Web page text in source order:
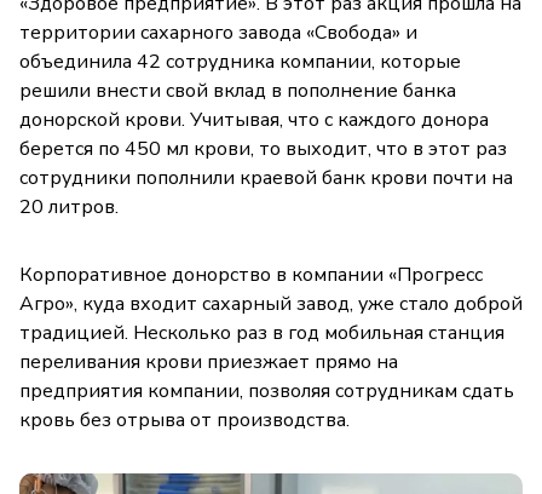
территории сахарного завода «Свобода» и
объединила 42 сотрудника компании, которые
решили внести свой вклад в пополнение банка
донорской крови. Учитывая, что с каждого донора
берется по 450 мл крови, то выходит, что в этот раз
сотрудники пополнили краевой банк крови почти на
20 литров.
Корпоративное донорство в компании «Прогресс
Агро», куда входит сахарный завод, уже стало доброй
традицией. Несколько раз в год мобильная станция
переливания крови приезжает прямо на
предприятия компании, позволяя сотрудникам сдать
кровь без отрыва от производства.